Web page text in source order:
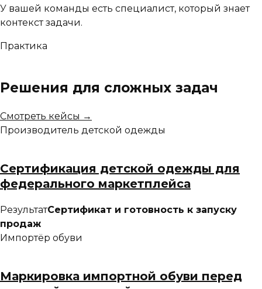
У вашей команды есть специалист, который знает
контекст задачи.
Практика
Решения для сложных задач
Смотреть кейсы →
Производитель детской одежды
Сертификация детской одежды для
федерального маркетплейса
РезультатСертификат и готовность к запуску
продаж
Импортёр обуви
Маркировка импортной обуви перед